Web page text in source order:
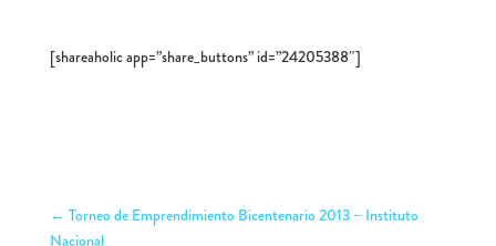
[shareaholic app=”share_buttons” id=”24205388″]
← Torneo de Emprendimiento Bicentenario 2013 – Instituto
Nacional